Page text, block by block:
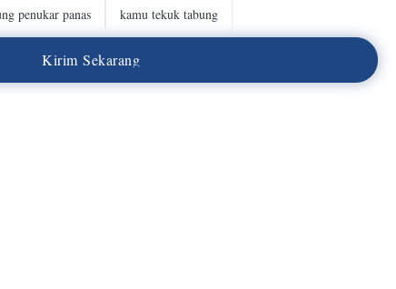
penukar panas kamu tekuk tabung
Kirim Sekarang